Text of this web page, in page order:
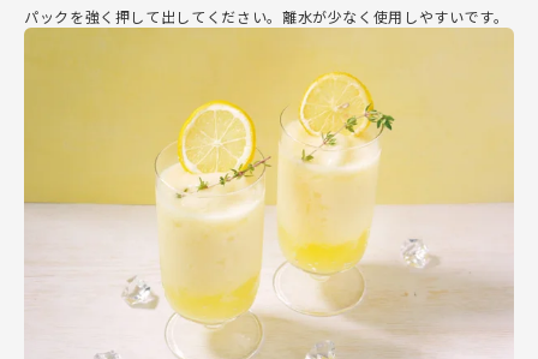
パックを強く押して出してください。離水が少なく使用しやすいです。